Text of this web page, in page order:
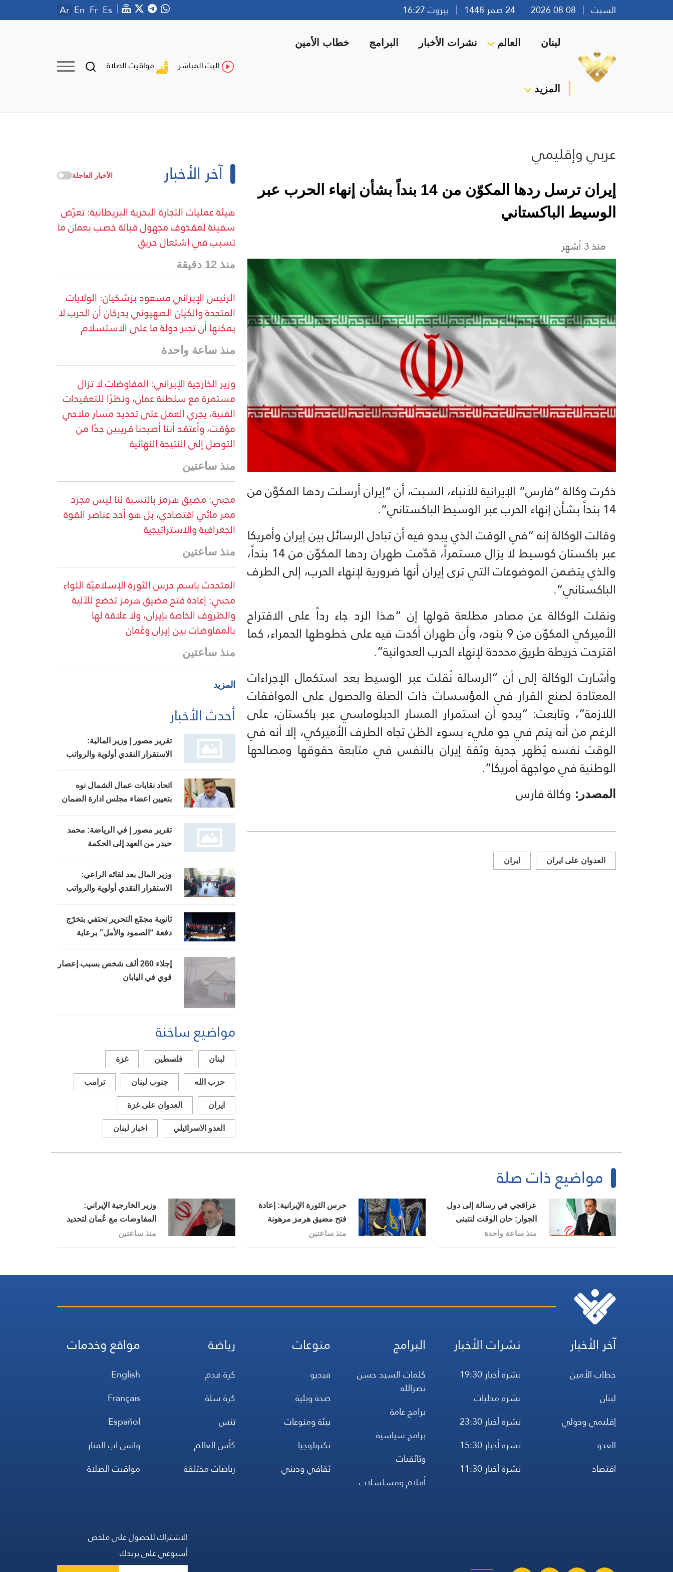
السبت بيروت 16:27 Ar En Fr Es
لبنان العالم نشرات الأخبار البرامج خطاب الأمين
المزيد
البث المباشر مواقيت الصلاة
عربي وإقليمي
إيران ترسل ردها المكوّن من 14 بنداً بشأن إنهاء الحرب عبر
الوسيط الباكستاني
منذ 3 أشهر
ذكرت وكالة “فارس” الإيرانية للأنباء، السبت، أن “إيران أرسلت ردها المكوّن من
14 بنداً بشأن إنهاء الحرب عبر الوسيط الباكستاني”.
وقالت الوكالة إنه “في الوقت الذي يبدو فيه أن تبادل الرسائل بين إيران وأمريكا
عبر باكستان كوسيط لا يزال مستمراً، قدّمت طهران ردها المكوّن من 14 بنداً،
والذي يتضمن الموضوعات التي ترى إيران أنها ضرورية لإنهاء الحرب، إلى الطرف
الباكستاني”.
ونقلت الوكالة عن مصادر مطلعة قولها إن “هذا الرد جاء رداً على الاقتراح
الأميركي المكوّن من 9 بنود، وأن طهران أكدت فيه على خطوطها الحمراء، كما
اقترحت خريطة طريق محددة لإنهاء الحرب العدوانية”.
وأشارت الوكالة إلى أن “الرسالة نُقلت عبر الوسيط بعد استكمال الإجراءات
المعتادة لصنع القرار في المؤسسات ذات الصلة والحصول على الموافقات
اللازمة”، وتابعت: “يبدو أن استمرار المسار الدبلوماسي عبر باكستان، على
الرغم من أنه يتم في جو مليء بسوء الظن تجاه الطرف الأميركي، إلا أنه في
الوقت نفسه يُظهر جدية وثقة إيران بالنفس في متابعة حقوقها ومصالحها
الوطنية في مواجهة أمريكا”.
المصدر: وكالة فارس
العدوان على ايران ايران
آخر الأخبار الأخبار العاجلة
هيئة عمليات التجارة البحرية البريطانية: تعرّض
سفينة لمقذوف مجهول قبالة خصب بعمان ما
تسبب في اشتعال حريق
منذ 12 دقيقة
الرئيس الإيراني مسعود بزشكيان: الولايات
المتحدة والكيان الصهيوني يدركان أن الحرب لا
يمكنها أن تجبر دولة ما على الاستسلام
منذ ساعة واحدة
وزير الخارجية الإيراني: المفاوضات لا تزال
مستمرة مع سلطنة عمان، ونظرًا للتعقيدات
الفنية، يجري العمل على تحديد مسار ملاحي
مؤقت، وأعتقد أننا أصبحنا قريبين جدًا من
التوصل إلى النتيجة النهائية
منذ ساعتين
محبي: مضيق هرمز بالنسبة لنا ليس مجرد
ممر مائي اقتصادي، بل هو أحد عناصر القوة
الجغرافية والاستراتيجية
منذ ساعتين
المتحدث باسم حرس الثورة الإسلاميّة اللواء
محبي: إعادة فتح مضيق هرمز تخضع للآلية
والظروف الخاصة بإيران، ولا علاقة لها
بالمفاوضات بين إيران وعُمان
منذ ساعتين
المزيد
أحدث الأخبار
تقرير مصور | وزير المالية:
الاستقرار النقدي أولوية والرواتب
اتحاد نقابات عمال الشمال نوه
بتعيين اعضاء مجلس ادارة الضمان
تقرير مصور | في الرياضة: محمد
حيدر من العهد إلى الحكمة
وزير المال بعد لقائه الراعي:
الاستقرار النقدي أولوية والرواتب
ثانوية مجمّع التحرير تحتفي بتخرّج
دفعة “الصمود والأمل” برعاية
إجلاء 260 ألف شخص بسبب إعصار
قوي في اليابان
مواضيع ساخنة
لبنان فلسطين غزة
حزب الله جنوب لبنان ترامب
ايران العدوان على غزة
العدو الاسرائيلي اخبار لبنان
مواضيع ذات صلة
عراقجي في رسالة إلى دول
الجوار: حان الوقت لنتبنى
الأخوة الحقيقية
منذ ساعة واحدة
حرس الثورة الإيرانية: إعادة
فتح مضيق هرمز مرهونة
بقبول واشنطن شروط إيران
منذ ساعتين
وزير الخارجية الإيراني:
المفاوضات مع عُمان لتحديد
حركة الملاحة في مضيق هرمز
منذ ساعتين
آخر الأخبار
خطاب الأمين
لبنان
إقليمي ودولي
العدو
اقتصاد
نشرات الأخبار
نشرة أخبار 19:30
نشرة محليات
نشرة أخبار 23:30
نشرة أخبار 15:30
نشرة أخبار 11:30
البرامج
كلمات السيد حسن
نصرالله
برامج عامة
برامج سياسية
وثائقيات
أفلام ومسلسلات
منوعات
فيديو
صحة وبئية
بيئة ومنوعات
تكنولوجيا
ثقافي وديني
رياضة
كرة قدم
كرة سلة
تنس
كأس العالم
رياضات مختلفة
مواقع وخدمات
English
Français
Español
واتس اب المنار
مواقيت الصلاة
الاشتراك للحصول على ملخص
أسبوعي على بريدك